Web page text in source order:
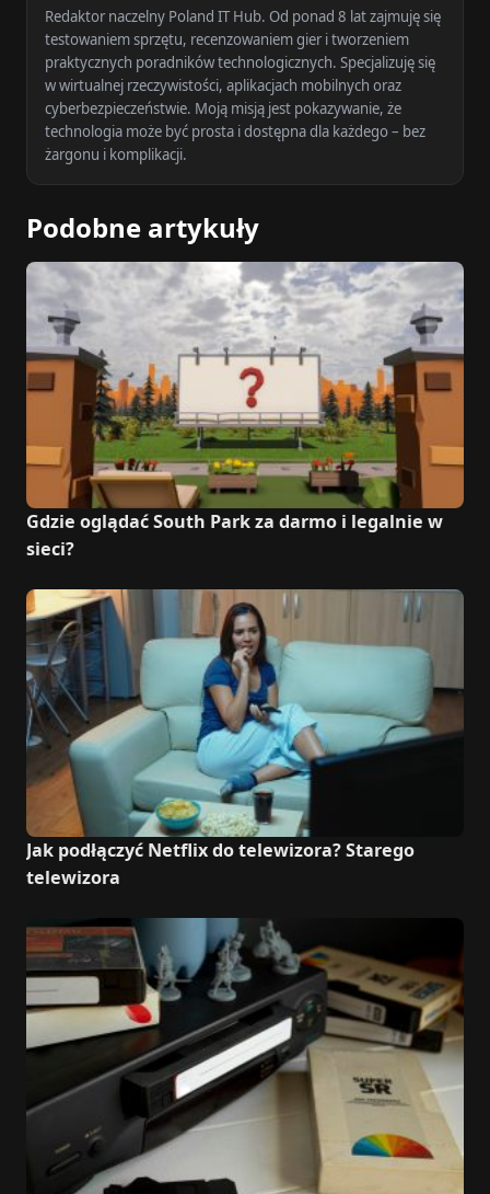
Redaktor naczelny Poland IT Hub. Od ponad 8 lat zajmuję się
testowaniem sprzętu, recenzowaniem gier i tworzeniem
praktycznych poradników technologicznych. Specjalizuję się
w wirtualnej rzeczywistości, aplikacjach mobilnych oraz
cyberbezpieczeństwie. Moją misją jest pokazywanie, że
technologia może być prosta i dostępna dla każdego – bez
żargonu i komplikacji.
Podobne artykuły
Gdzie oglądać South Park za darmo i legalnie w
sieci?
Jak podłączyć Netflix do telewizora? Starego
telewizora